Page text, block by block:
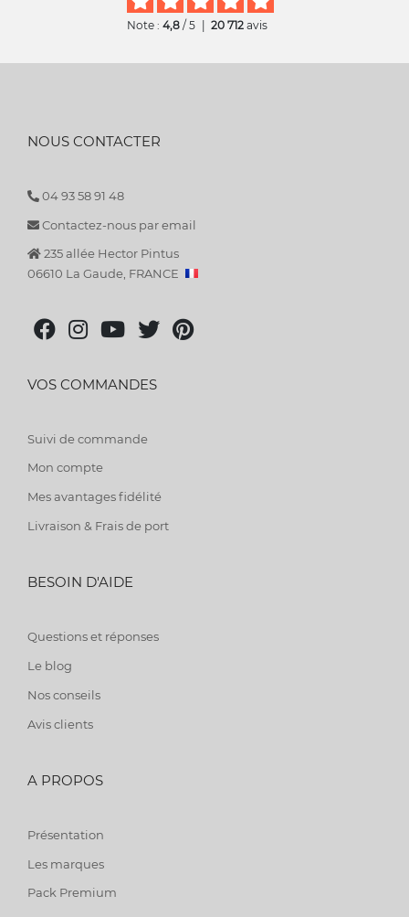
Note : 4,8 / 5 20 712 avis
NOUS CONTACTER
04 93 58 91 48
Contactez-nous par email
235 allée Hector Pintus
06610 La Gaude, FRANCE
VOS COMMANDES
Suivi de commande
Mon compte
Mes avantages fidélité
Livraison & Frais de port
BESOIN D'AIDE
Questions et réponses
Le blog
Nos conseils
Avis clients
A PROPOS
Présentation
Les marques
Pack Premium